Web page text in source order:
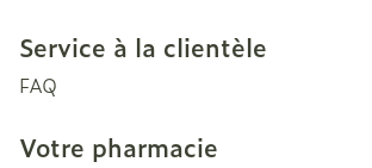
Service à la clientèle
FAQ
Votre pharmacie